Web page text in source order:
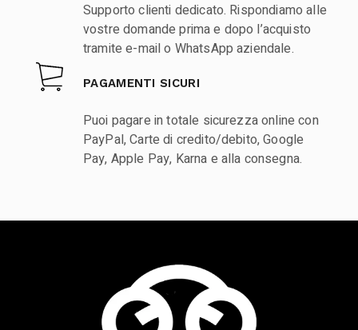
Supporto clienti dedicato. Rispondiamo alle
vostre domande prima e dopo l’acquisto
tramite e-mail o WhatsApp aziendale.
PAGAMENTI SICURI
Puoi pagare in totale sicurezza online con
PayPal, Carte di credito/debito, Google
Pay, Apple Pay, Karna e alla consegna.